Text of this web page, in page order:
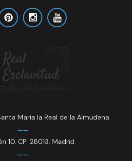
María la Real de la Almudena
10. CP. 28013. Madrid.